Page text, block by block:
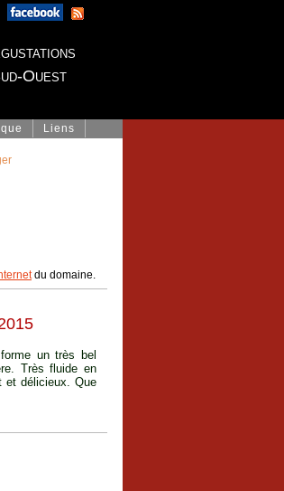
Ouest
Liens
du domaine.
un très bel
Très fluide en
et délicieux. Que